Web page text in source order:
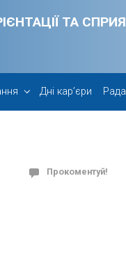
ТА
Дні кар’єри
Прокоментуй!